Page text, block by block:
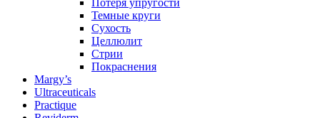
Потеря упругости
Темные круги
Сухость
Целлюлит
Стрии
Покраснения
Margy’s
Ultraceuticals
Practique